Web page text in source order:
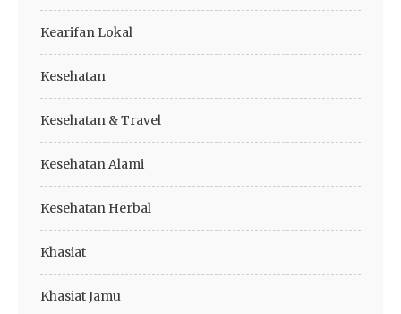
Kearifan Lokal
Kesehatan
Kesehatan & Travel
Kesehatan Alami
Kesehatan Herbal
Khasiat
Khasiat Jamu